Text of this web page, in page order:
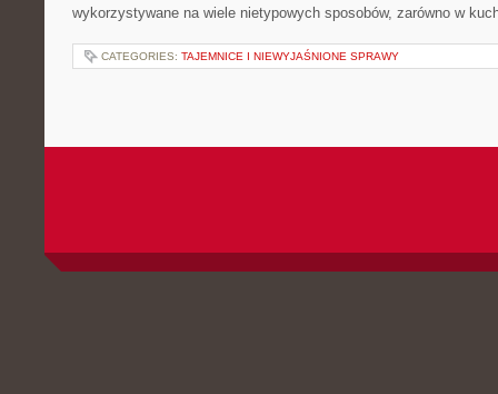
wykorzystywane na wiele nietypowych sposobów, zarówno w
CATEGORIES: TAJEMNICE I NIEWYJAŚNIONE SPRAWY